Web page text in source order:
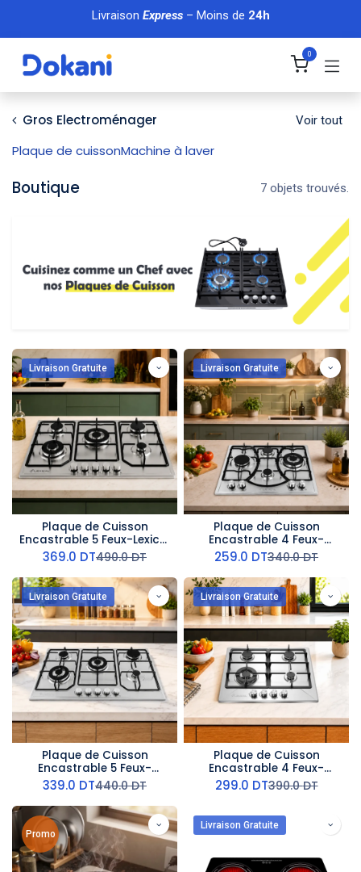
Se rendre au contenu
Livraison Express– Moins de 24h
0
Gros Electroménager Voir tout
Plaque de cuissonMachine à laver
Boutique 7 objets trouvés.
Livraison Gratuite
Plaque de Cuisson
Encastrable 5 Feux-Lexical
- Fonte
369.0 DT490.0DT
Livraison Gratuite
Plaque de Cuisson
Encastrable 4 Feux-
Lexical - Métal
259.0 DT340.0DT
Livraison Gratuite
Plaque de Cuisson
Encastrable 5 Feux-
Lexical
339.0 DT440.0DT
Livraison Gratuite
Plaque de Cuisson
Encastrable 4 Feux-
Lexical- Fonte
299.0 DT390.0DT
Promo
Livraison Gratuite